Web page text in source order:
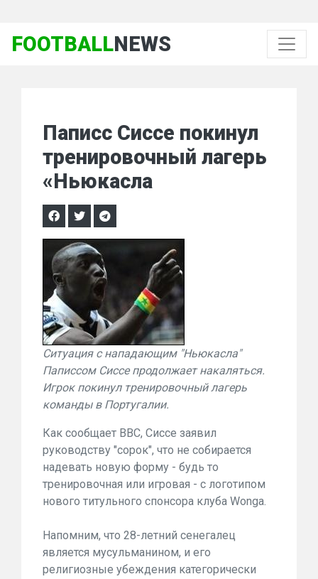
FOOTBALLNEWS
Паписс Сиссе покинул
тренировочный лагерь
«Ньюкасла
Ситуация с нападающим "Ньюкасла"
Паписсом Сиссе продолжает накаляться.
Игрок покинул тренировочный лагерь
команды в Португалии.
Как сообщает BBC, Сиссе заявил
руководству "сорок", что не собирается
надевать новую форму - будь то
тренировочная или игровая - с логотипом
нового титульного спонсора клуба Wonga.
Напомним, что 28-летний сенегалец
является мусульманином, и его
религиозные убеждения категорически